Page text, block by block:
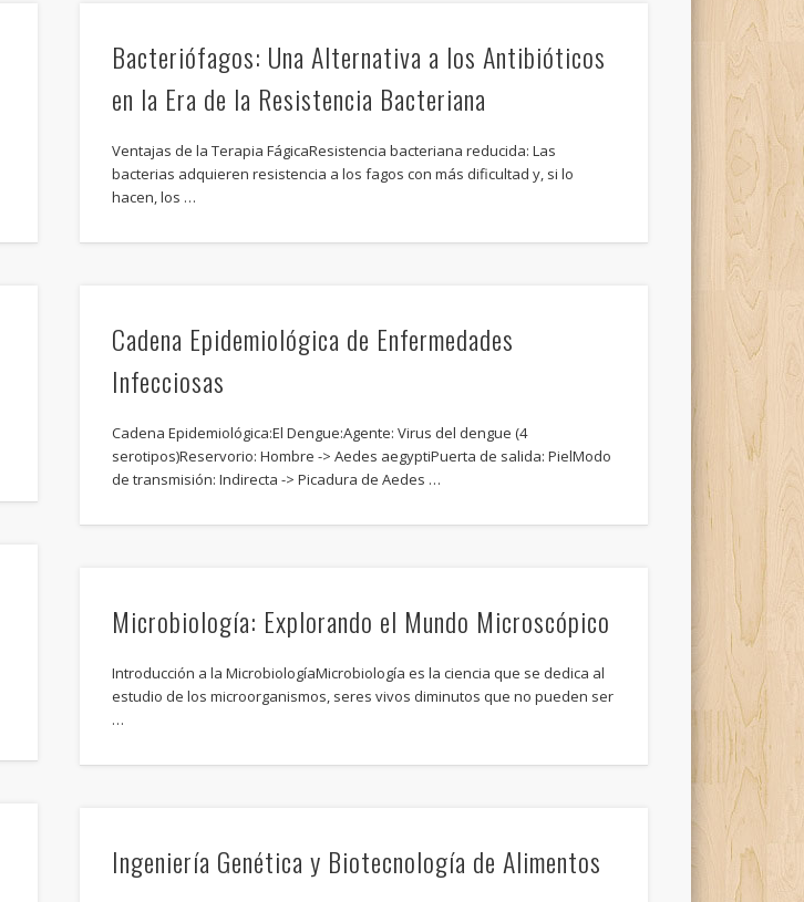
Bacteriófagos: Una Alternativa a los Antibióticos
en la Era de la Resistencia Bacteriana
Ventajas de la Terapia FágicaResistencia bacteriana reducida: Las
bacterias adquieren resistencia a los fagos con más dificultad y, si lo
hacen, los …
Cadena Epidemiológica de Enfermedades
Infecciosas
Cadena Epidemiológica:El Dengue:Agente: Virus del dengue (4
serotipos)Reservorio: Hombre -> Aedes aegyptiPuerta de salida: PielModo
de transmisión: Indirecta -> Picadura de Aedes …
Microbiología: Explorando el Mundo Microscópico
Introducción a la MicrobiologíaMicrobiología es la ciencia que se dedica al
estudio de los microorganismos, seres vivos diminutos que no pueden ser
…
Ingeniería Genética y Biotecnología de Alimentos